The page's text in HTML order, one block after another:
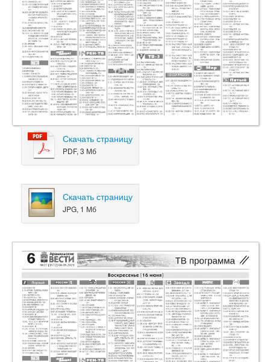
Скачать страницу
PDF, 3 Мб
Скачать страницу
JPG, 1 Мб